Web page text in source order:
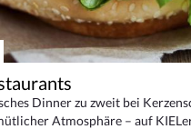
Dinner zu zweit bei
Atmosphäre – auf